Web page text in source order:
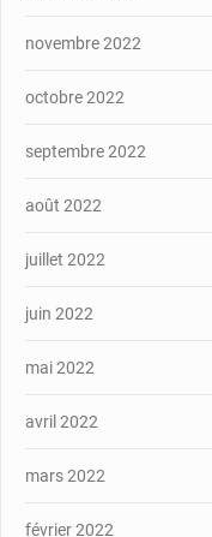
novembre 2022
octobre 2022
septembre 2022
août 2022
juillet 2022
juin 2022
mai 2022
avril 2022
mars 2022
février 2022